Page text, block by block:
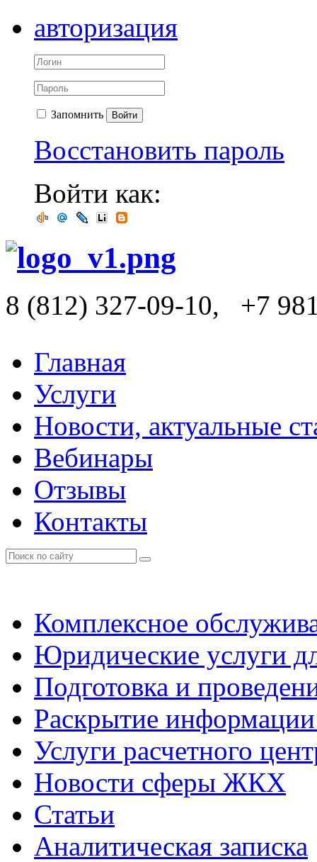
авторизация
Запомнить Войти
Восстановить пароль
Войти как:
8 (812) 327-09-10, +7
Главная
Услуги
Новости, актуальные
Вебинары
Отзывы
Контакты
Комплексное
Юридические
Подготовка и
Раскрытие
Услуги расчетного
Новости сферы ЖКХ
Статьи
Аналитическая записка